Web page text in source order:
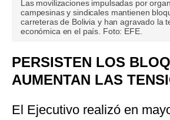
Las movilizaciones impulsadas por
campesinas y sindicales mantienen
carreteras de Bolivia y han agravado la
económica en el país. Foto: EFE.
PERSISTEN LOS
AUMENTAN LAS
El Ejecutivo realizó en